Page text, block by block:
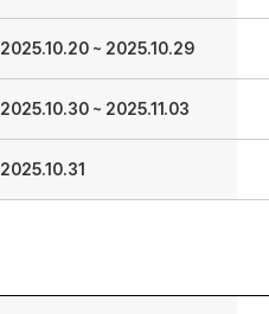
2025.10.20 ~ 2025.10.29
2025.10.30 ~ 2025.11.03
2025.10.31